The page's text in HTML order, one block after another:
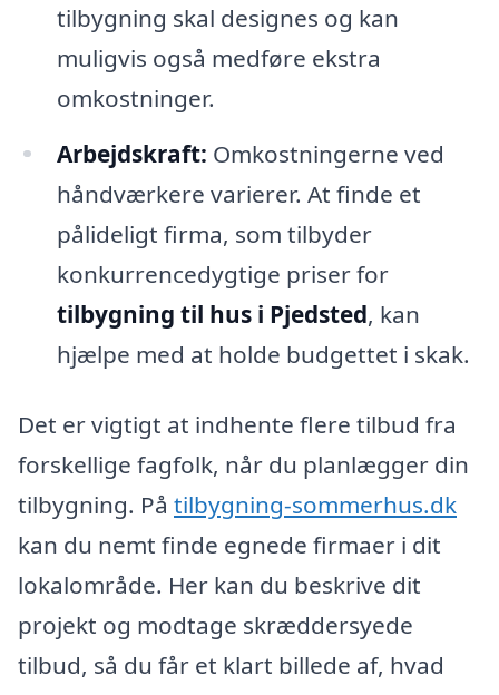
tilbygning skal designes og kan
muligvis også medføre ekstra
omkostninger.
Arbejdskraft: Omkostningerne ved
håndværkere varierer. At finde et
pålideligt firma, som tilbyder
konkurrencedygtige priser for
tilbygning til hus i Pjedsted, kan
hjælpe med at holde budgettet i skak.
Det er vigtigt at indhente flere tilbud fra
forskellige fagfolk, når du planlægger din
tilbygning. På tilbygning-sommerhus.dk
kan du nemt finde egnede firmaer i dit
lokalområde. Her kan du beskrive dit
projekt og modtage skræddersyede
tilbud, så du får et klart billede af, hvad